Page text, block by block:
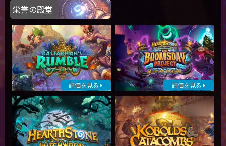
栄誉の殿堂
評価を見る 評価を見る